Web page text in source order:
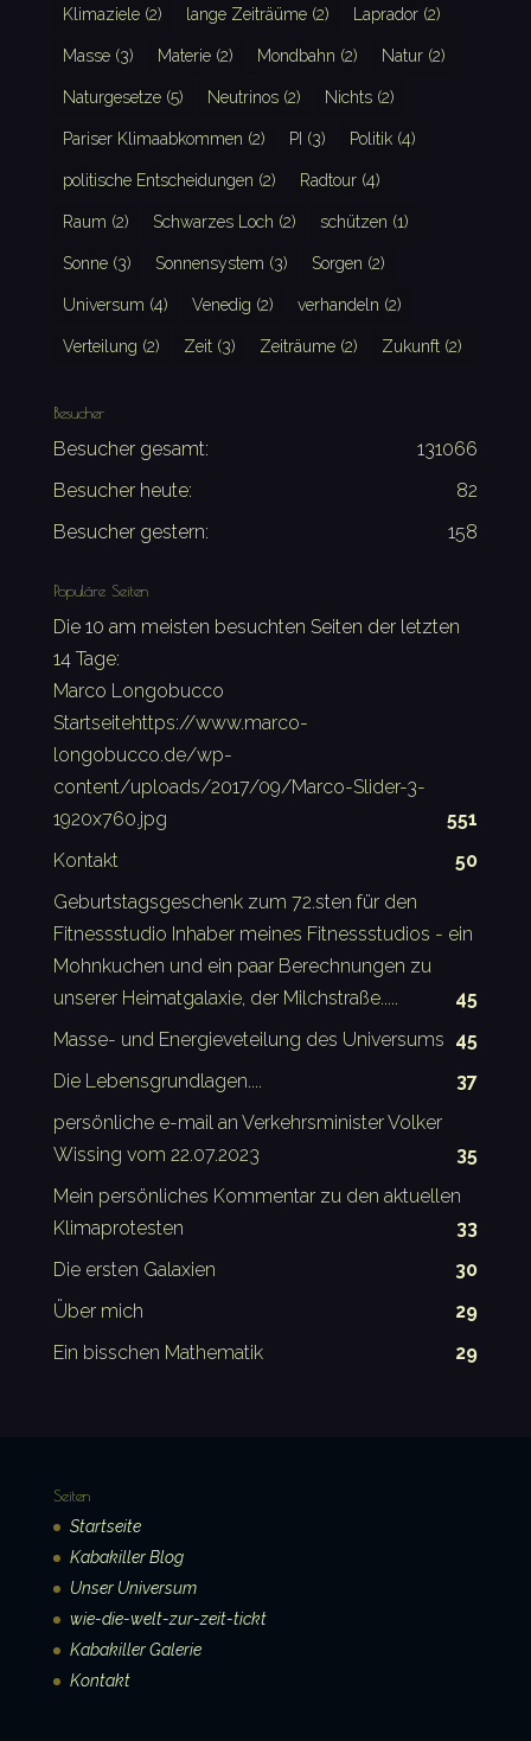
Klimaziele(2) lange Zeiträüme(2) Laprador(2)
Masse(3) Materie(2) Mondbahn (2) Natur(2)
Naturgesetze(5) Neutrinos(2) Nichts(2)
Pariser Klimaabkommen (2) PI (3) Politik(4)
politische Entscheidungen (2) Radtour(4)
Raum (2) Schwarzes Loch (2) schützen (1)
Sonne(3) Sonnensystem (3) Sorgen (2)
Universum (4) Venedig (2) verhandeln (2)
Verteilung (2) Zeit(3) Zeiträume(2) Zukunft(2)
Besucher
131066
Besucher gesamt:
82
Besucher heute:
158
Besucher gestern:
Populäre Seiten
Die 10 am meisten besuchten Seiten der letzten
14 Tage:
Marco Longobucco
Startseitehttps://www.marco-
longobucco.de/wp-
content/uploads/2017/09/Marco-Slider-3-
1920x760.jpg
551
Kontakt
50
Geburtstagsgeschenk zum 72.sten für den
Fitnessstudio Inhaber meines Fitnessstudios - ein
Mohnkuchen und ein paar Berechnungen zu
unserer Heimatgalaxie, der Milchstraße.....
45
Masse- und Energieveteilung des Universums 45
Die Lebensgrundlagen....
37
persönliche e-mail an Verkehrsminister Volker
Wissing vom 22.07.2023
35
Mein persönliches Kommentar zu den aktuellen
Klimaprotesten
33
Die ersten Galaxien
30
Über mich
29
Ein bisschen Mathematik
29
Seiten
Startseite
Kabakiller Blog
Unser Universum
wie-die-welt-zur-zeit-tickt
Kabakiller Galerie
Kontakt